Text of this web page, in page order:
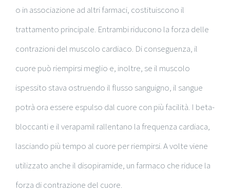
o in associazione ad altri farmaci, costituiscono il
trattamento principale. Entrambi riducono la forza delle
contrazioni del muscolo cardiaco. Di conseguenza, il
cuore può riempirsi meglio e, inoltre, se il muscolo
ispessito stava ostruendo il flusso sanguigno, il sangue
potrà ora essere espulso dal cuore con più facilità. I beta-
bloccanti e ilverapamil rallentano la frequenza cardiaca,
lasciando più tempo al cuore per riempirsi. A volte viene
utilizzato anche il disopiramide, un farmaco che riduce la
forza di contrazione del cuore.